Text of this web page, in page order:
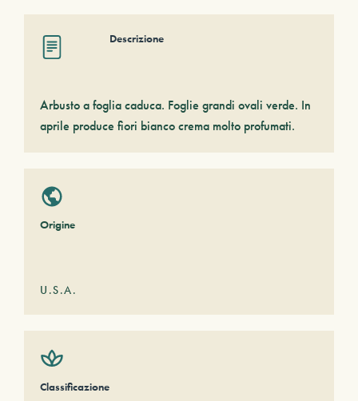
Descrizione
Arbusto a foglia caduca. Foglie grandi ovali verde. In
aprile produce fiori bianco crema molto profumati.
Origine
U.S.A.
Classificazione